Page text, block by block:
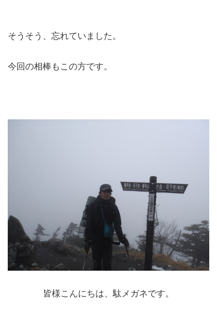
そうそう、忘れていました。
今回の相棒もこの方です。
皆様こんにちは、駄メガネです。